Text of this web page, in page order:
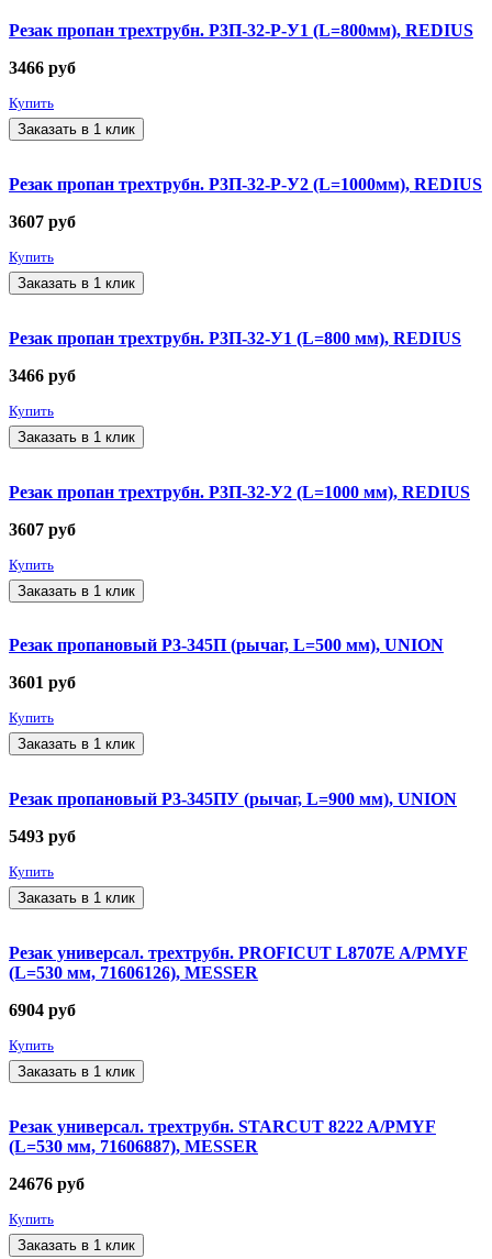
Резак пропан трехтрубн. Р3П-32-Р-У1 (L=800мм), REDIUS
3466 руб
Купить
Заказать в 1 клик
Резак пропан трехтрубн. Р3П-32-Р-У2 (L=1000мм), REDIUS
3607 руб
Купить
Заказать в 1 клик
Резак пропан трехтрубн. Р3П-32-У1 (L=800 мм), REDIUS
3466 руб
Купить
Заказать в 1 клик
Резак пропан трехтрубн. Р3П-32-У2 (L=1000 мм), REDIUS
3607 руб
Купить
Заказать в 1 клик
Резак пропановый Р3-345П (рычаг, L=500 мм), UNION
3601 руб
Купить
Заказать в 1 клик
Резак пропановый Р3-345ПУ (рычаг, L=900 мм), UNION
5493 руб
Купить
Заказать в 1 клик
Резак универсал. трехтрубн. PROFICUT L8707E A/PMYF
(L=530 мм, 71606126), MESSER
6904 руб
Купить
Заказать в 1 клик
Резак универсал. трехтрубн. STARCUT 8222 A/PMYF
(L=530 мм, 71606887), MESSER
24676 руб
Купить
Заказать в 1 клик